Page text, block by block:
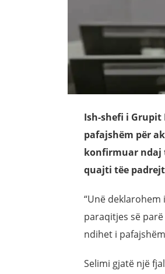
Ish-shefi i Grupit
pafajshëm për
konfirmuar ndaj
quajti tëe
“Unë deklarohem
paraqitjes së
ndihet i
Selimi gjatë një